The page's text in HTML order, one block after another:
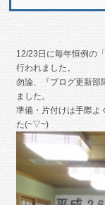
12/23日に毎年恒例の
行われました。
勿論、『ブログ更新部
ました。
準備・片付けは手際よ
た(~▽~)